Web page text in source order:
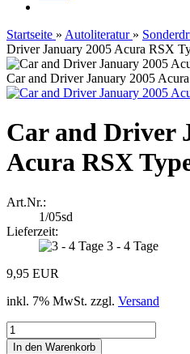
Startseite » Autoliteratur »
Driver January 2005 Acura RSX
Car and Driver January 2005
Car and Driver
Acura RSX
Art.Nr.:
1/05sd
Lieferzeit:
3 - 4 Tage
9,95 EUR
inkl. 7% MwSt. zzgl. Versand